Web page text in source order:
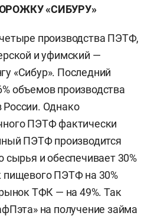
«СИБУРУ»
производства ПЭТФ,
и уфимский —
«Сибур». Последний
объемов производства
Однако
ПЭТФ фактически
ПЭТФ производится
сырья и обеспечивает 30%
пищевого ПЭТФ на 30%
ТФК — на 49%. Так
на получение займа